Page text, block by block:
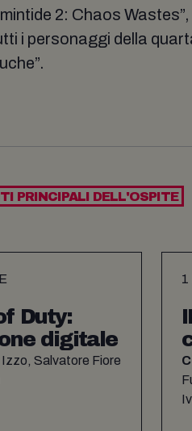
2: Chaos
i personaggi della
PRINCIPALI DELL'OSPITE
Duty:
digitale​​​​​​​​​​​​​​​​
Salvatore Fiore
1